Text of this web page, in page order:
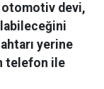
otomotiv devi,
yerine
telefon ile